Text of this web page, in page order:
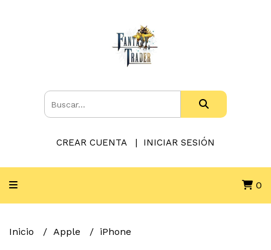
CREAR CUENTA INICIAR SESIÓN
0
Inicio Apple iPhone